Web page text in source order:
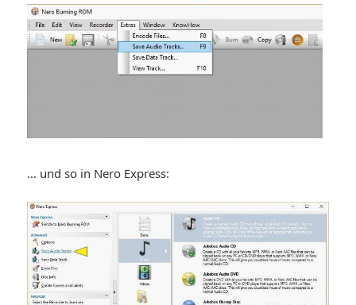
… und so in Nero Express: